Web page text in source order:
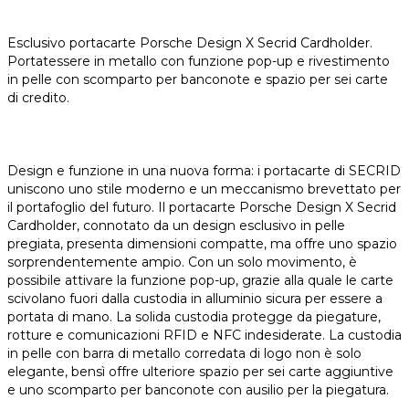
Esclusivo portacarte Porsche Design X Secrid Cardholder.
Portatessere in metallo con funzione pop-up e rivestimento
in pelle con scomparto per banconote e spazio per sei carte
di credito.
Design e funzione in una nuova forma: i portacarte di SECRID
uniscono uno stile moderno e un meccanismo brevettato per
il portafoglio del futuro. Il portacarte Porsche Design X Secrid
Cardholder, connotato da un design esclusivo in pelle
pregiata, presenta dimensioni compatte, ma offre uno spazio
sorprendentemente ampio. Con un solo movimento, è
possibile attivare la funzione pop-up, grazie alla quale le carte
scivolano fuori dalla custodia in alluminio sicura per essere a
portata di mano. La solida custodia protegge da piegature,
rotture e comunicazioni RFID e NFC indesiderate. La custodia
in pelle con barra di metallo corredata di logo non è solo
elegante, bensì offre ulteriore spazio per sei carte aggiuntive
e uno scomparto per banconote con ausilio per la piegatura.